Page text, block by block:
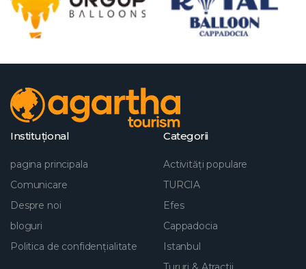
Instituţional
pagina principala
Comunicare
Despre noi
bloguri
Politica de confidențialitate
Categorii
Activități populare
TURCIA
Efes
Cappadocia
Istanbul